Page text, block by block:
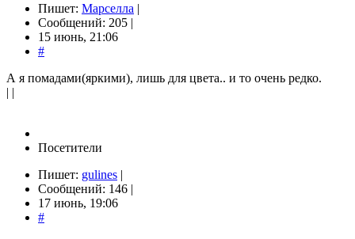
Пишет: Марселла |
Сообщений: 205 |
15 июнь, 21:06
#
А я помадами(яркими), лишь для цвета.. и то очень редко.
| |
Посетители
Пишет: gulines |
Сообщений: 146 |
17 июнь, 19:06
#